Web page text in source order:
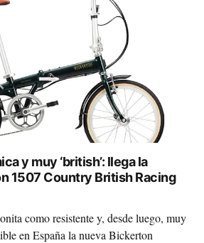
y muy ‘british’: llega la
1507 Country British Racing
como resistente y, desde luego, muy
en España la nueva Bickerton